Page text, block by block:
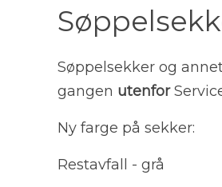
Søppelsekker og
gangen utenfor
Ny farge på sekker:
Restavfall - grå